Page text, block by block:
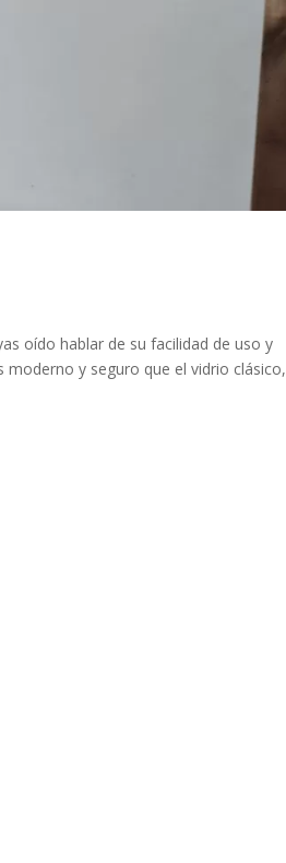
oído hablar de su facilidad de uso y
y seguro que el vidrio clásico,